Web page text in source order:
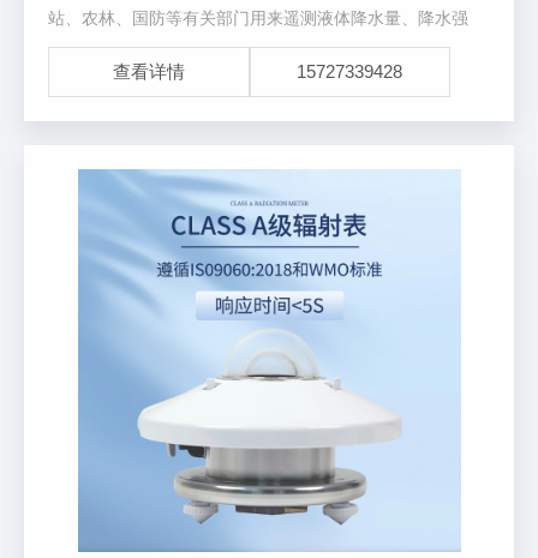
站、农林、国防等有关部门用来遥测液体降水量、降水强
度、降水起止时间。用于防洪、供水调度、电站水库水情管
理为目的水文自动测报系统、自动野外测报
查看详情 15727339428